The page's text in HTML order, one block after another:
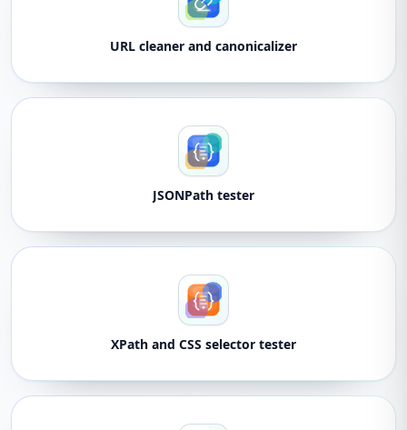
URL cleaner and canonicalizer
JSONPath tester
XPath and CSS selector tester